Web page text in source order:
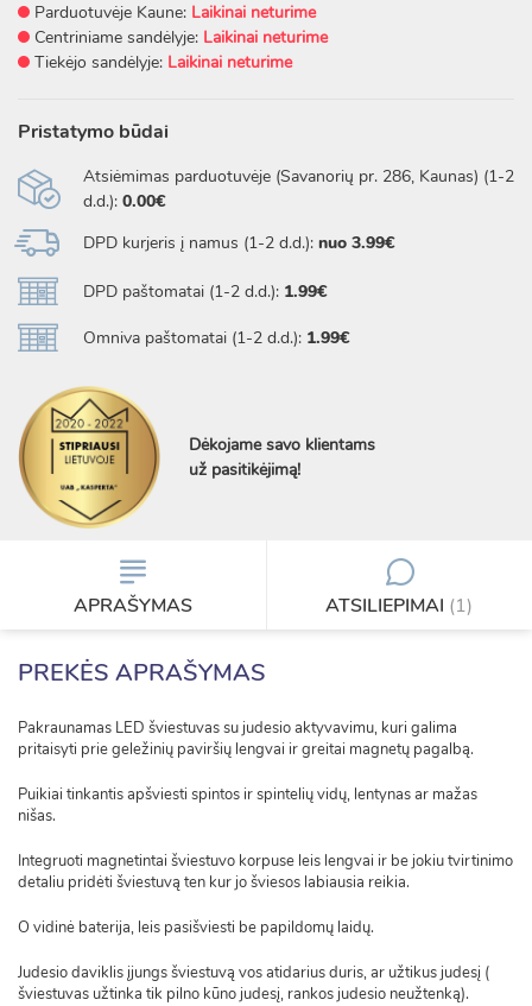
Parduotuvėje Kaune: Laikinai neturime
Centriniame sandėlyje: Laikinai neturime
Tiekėjo sandėlyje: Laikinai neturime
Pristatymo būdai
Atsiėmimas parduotuvėje (Savanorių pr. 286, Kaunas) (1-2
d.d.): 0.00€
DPD kurjeris į namus (1-2 d.d.): nuo 3.99€
DPD paštomatai (1-2 d.d.): 1.99€
Omniva paštomatai (1-2 d.d.): 1.99€
Dėkojame savo klientams
už pasitikėjimą!
APRAŠYMAS ATSILIEPIMAI (1)
PREKĖS APRAŠYMAS
Pakraunamas LED šviestuvas su judesio aktyvavimu, kuri galima
pritaisyti prie geležinių paviršių lengvai ir greitai magnetų pagalbą.
Puikiai tinkantis apšviesti spintos ir spintelių vidų, lentynas ar mažas
nišas.
Integruoti magnetintai šviestuvo korpuse leis lengvai ir be jokiu tvirtinimo
detaliu pridėti šviestuvą ten kur jo šviesos labiausia reikia.
O vidinė baterija, leis pasišviesti be papildomų laidų.
Judesio daviklis įjungs šviestuvą vos atidarius duris, ar užtikus judesį (
šviestuvas užtinka tik pilno kūno judesį, rankos judesio neužtenką).